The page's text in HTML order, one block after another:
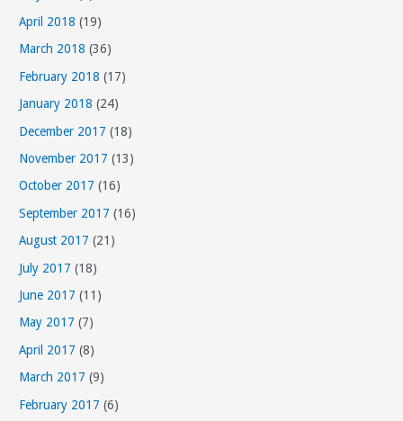
i
e
s
April 2018 (19)
March 2018 (36)
February 2018 (17)
January 2018 (24)
December 2017 (18)
November 2017 (13)
October 2017 (16)
September 2017 (16)
August 2017 (21)
July 2017 (18)
June 2017 (11)
May 2017 (7)
April 2017 (8)
March 2017 (9)
February 2017 (6)